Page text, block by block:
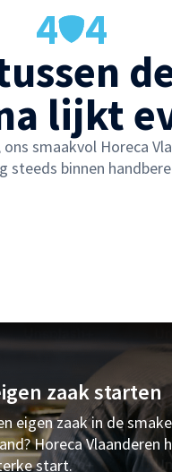
4 4
lijkt
smaakvol Horeca
steeds binnen
zaak starten
eigen zaak in de
Horeca Vlaanderen
start.